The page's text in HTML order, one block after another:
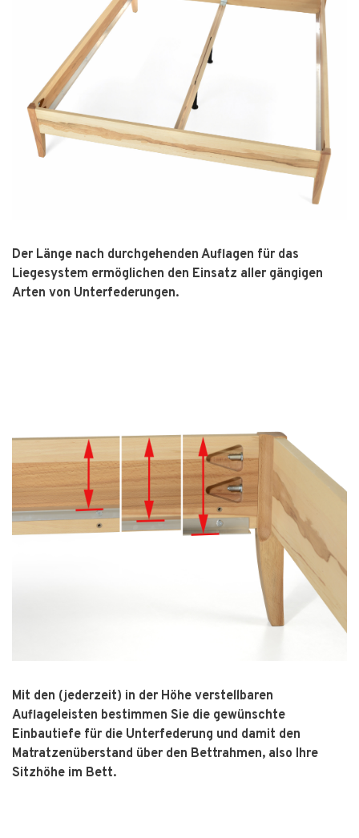
Der Länge nach durchgehenden Auflagen für das
Liegesystem ermöglichen den Einsatz aller gängigen
Arten von Unterfederungen.
Mit den (jederzeit) in der Höhe verstellbaren
Auflageleisten bestimmen Sie die gewünschte
Einbautiefe für die Unterfederung und damit den
Matratzenüberstand über den Bettrahmen, also Ihre
Sitzhöhe im Bett.